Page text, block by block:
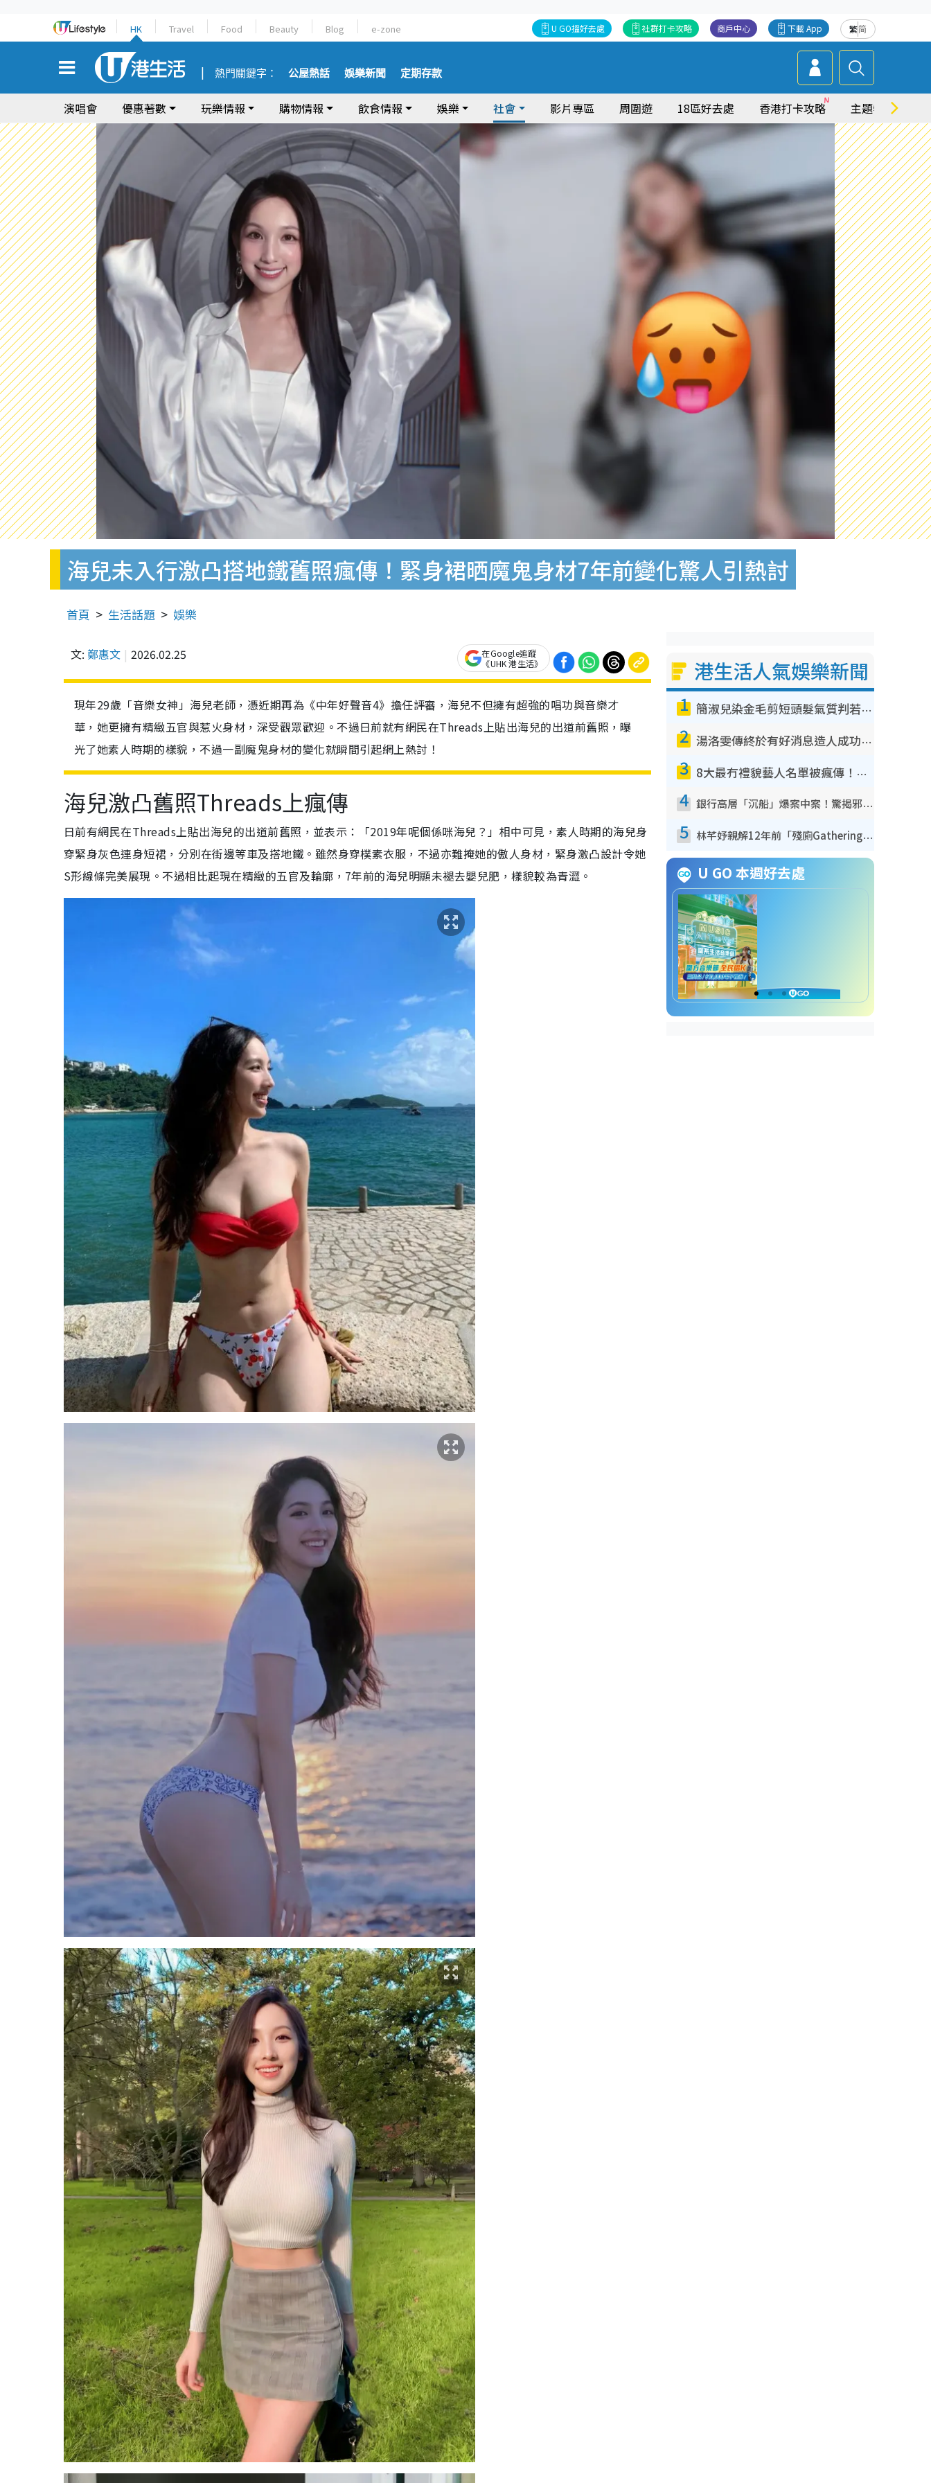
HK Travel Food Beauty Blog e-zone 繁简
下載 App
商戶中心
社群打卡攻略
U GO搵好去處
熱門關鍵字： 公屋熱話 娛樂新聞 定期存款
演唱會 優惠著數 玩樂情報 購物情報 飲食情報 娛樂 社會 影片專區 周圍遊 18區好去處 香港打卡攻略 主題特集
海兒未入行激凸搭地鐵舊照瘋傳！緊身裙晒魔鬼身材7年前變化驚人引熱討
首頁 生活話題 娛樂
文: 鄭惠文 2026.02.25
在Google追蹤
《UHK 港生活》
現年29歲「音樂女神」海兒老師，憑近期再為《中年好聲音4》擔任評審，海兒不但擁有超強的唱功與音樂才
華，她更擁有精緻五官與惹火身材，深受觀眾歡迎。不過日前就有網民在Threads上貼出海兒的出道前舊照，曝
光了她素人時期的樣貌，不過一副魔鬼身材的變化就瞬間引起網上熱討！
海兒激凸舊照Threads上瘋傳
日前有網民在Threads上貼出海兒的出道前舊照，並表示：「2019年呢個係咪海兒？」相中可見，素人時期的海兒身
穿緊身灰色連身短裙，分別在街邊等車及搭地鐵。雖然身穿樸素衣服，不過亦難掩她的傲人身材，緊身激凸設計令她
S形線條完美展現。不過相比起現在精緻的五官及輪廓，7年前的海兒明顯未褪去嬰兒肥，樣貌較為青澀。
港生活人氣娛樂新聞
1 簡淑兒染金毛剪短頭髮氣質判若兩人！嚇壞老公麥大力都認唔出：「你做咩事？」
2 湯洛雯傳終於有好消息造人成功！兩大細節曝孕味極濃惹猜測：大肚婆先會咁！
3 8大最冇禮貌藝人名單被瘋傳！網民揭發明星真面目 一致數臭呢位係無品天花板？
4 銀行高層「沉船」爆案中案！驚揭邪教洗腦操控賣淫被吞600萬 幕後黑手講多錯多
5 林芊妤親解12年前「殘廁Gathering」真相！高層解約一句話重創尊嚴至今拒返TVB
U GO 本週好去處